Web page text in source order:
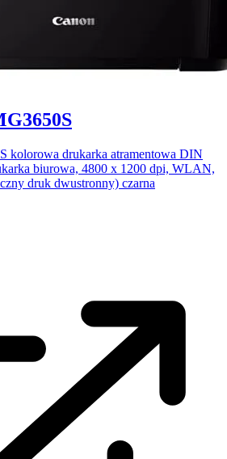
kolorowa drukarka atramentowa DIN
biurowa, 4800 x 1200 dpi, WLAN,
druk dwustronny) czarna